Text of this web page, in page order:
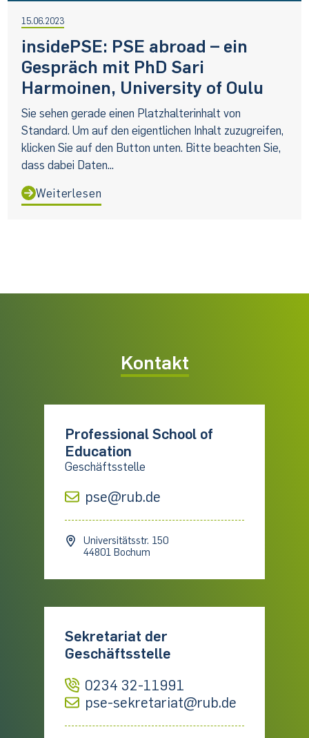
15.06.2023
insidePSE: PSE abroad – ein
Gespräch mit PhD Sari
Harmoinen, University of Oulu
Sie sehen gerade einen Platzhalterinhalt von
Standard. Um auf den eigentlichen Inhalt zuzugreifen,
klicken Sie auf den Button unten. Bitte beachten Sie,
dass dabei Daten...
Weiterlesen
Kontakt
Professional School of
Education
Geschäftsstelle
pse@rub.de
Universitätsstr. 150
44801 Bochum
Sekretariat der
Geschäftsstelle
0234 32-11991
pse-sekretariat@rub.de